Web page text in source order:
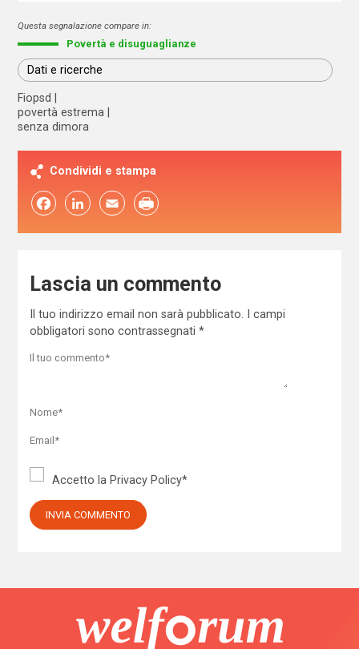
Questa segnalazione compare in:
Povertà e disuguaglianze
Dati e ricerche
Fiopsd
povertà estrema
senza dimora
Condividi e stampa
FacebookLinkedIn Email
Lascia un commento
Il tuo indirizzo email non sarà pubblicato.
I campi
obbligatori sono contrassegnati *
Accetto la Privacy Policy*